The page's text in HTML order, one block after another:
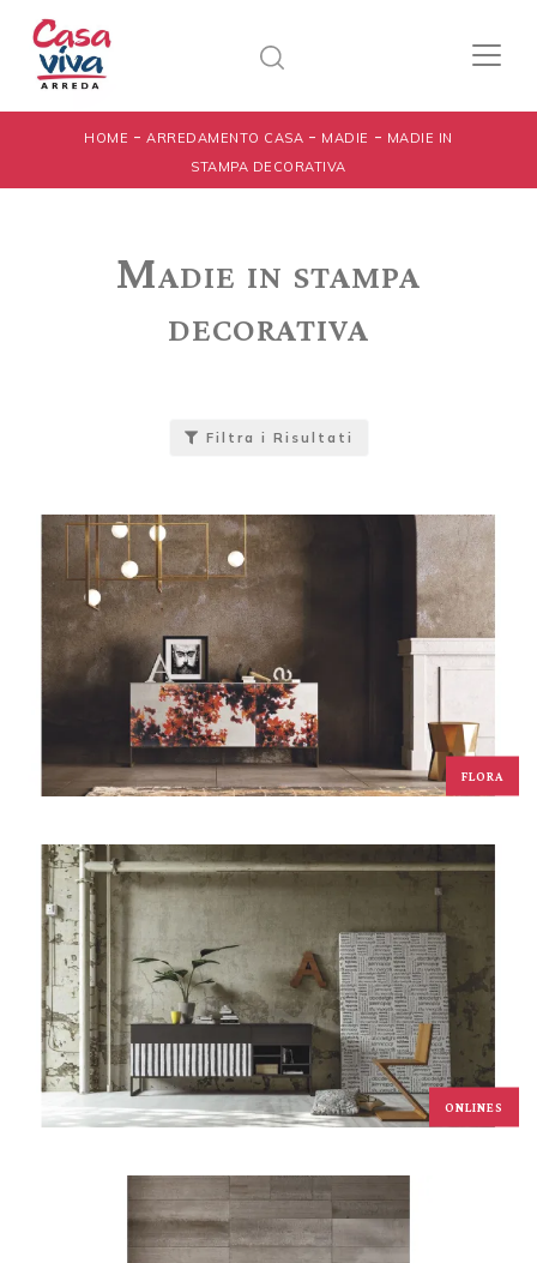
HOME -ARREDAMENTO CASA - MADIE - MADIE IN
STAMPA DECORATIVA
Madie in stampa
decorativa
Filtra i Risultati
FLORA
ONLINES